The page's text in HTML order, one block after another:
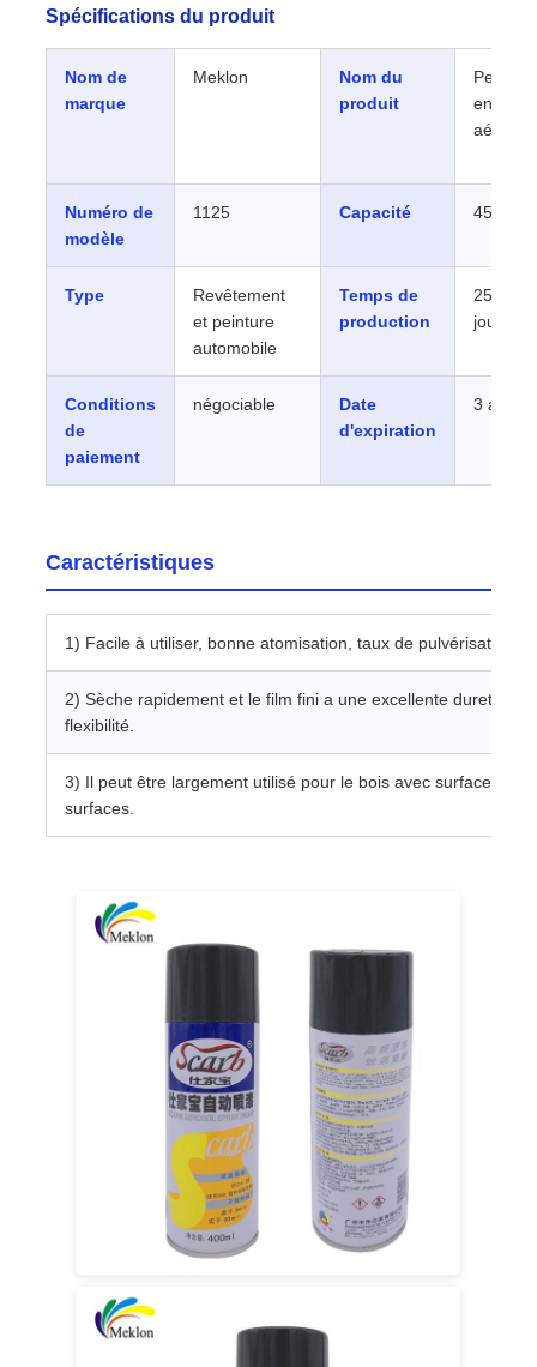
Spécifications du produit
Nom de
marque
Meklon
Nom du
produit
Peinture
en
aérosol
Numéro de
modèle
1125 Capacité 450 ml
Type
Revêtement
et peinture
automobile
Temps de
production
25-30
jours
Conditions
de
paiement
négociable
Date
d'expiration
3 ans
Caractéristiques
1) Facile à utiliser, bonne atomisation, taux de pulvérisation
2) Sèche rapidement et le film fini a une excellente dureté,
flexibilité.
3) Il peut être largement utilisé pour le bois avec surface
surfaces.